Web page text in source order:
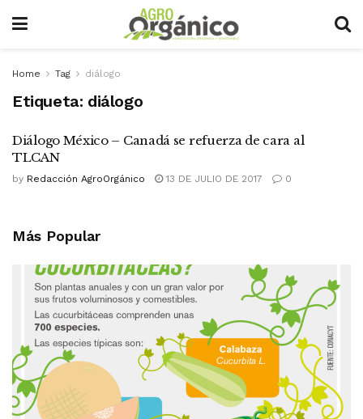
Home Tag diálogo
Etiqueta: diálogo
Diálogo México – Canadá se refuerza de cara al
TLCAN
by Redacción AgroOrgánico 13 DE JULIO DE 2017 0
Más Popular